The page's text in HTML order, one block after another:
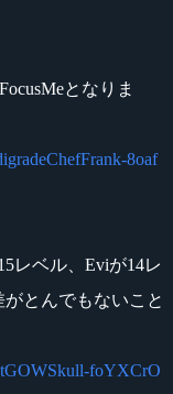
となりま
8oaf
レベル、Eviが14レ
とんでもないこと
foYXCrO